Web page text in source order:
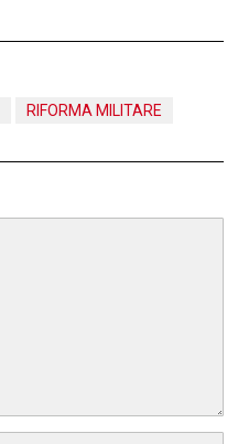
RIFORMA MILITARE